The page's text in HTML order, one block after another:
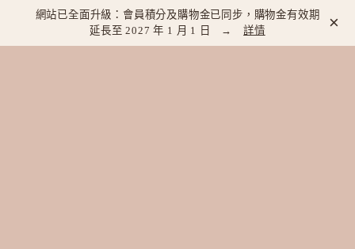
網站已全面升級：會員積分及購物金已同步，購物金有效期
延長至 2027 年 1 月 1 日 →詳情 ×